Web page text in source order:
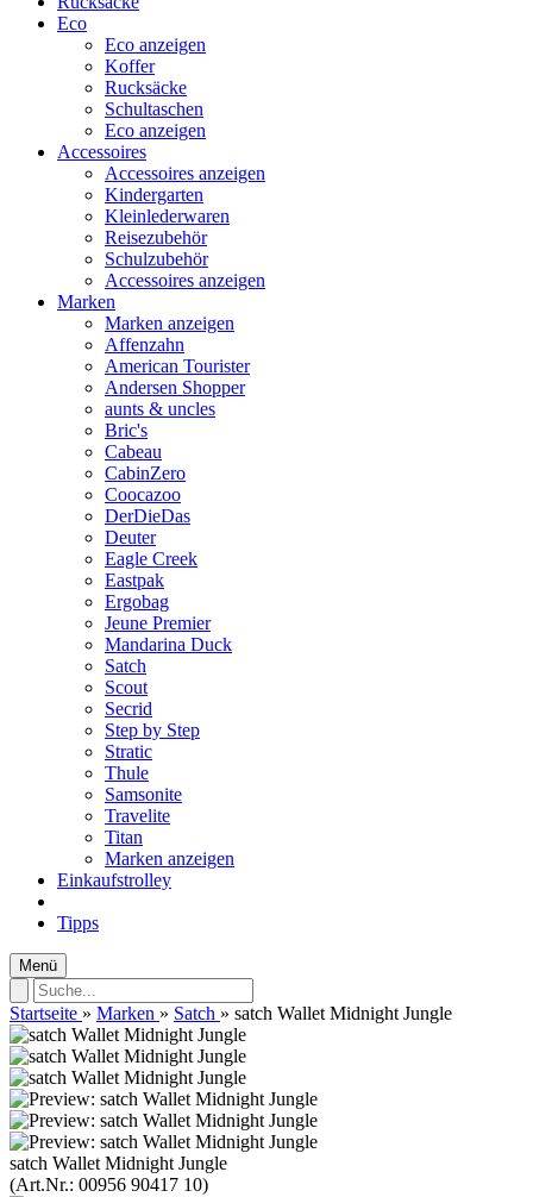
Eco
Eco anzeigen
Koffer
Rucksäcke
Schultaschen
Eco anzeigen
Accessoires
Accessoires anzeigen
Kindergarten
Kleinlederwaren
Reisezubehör
Schulzubehör
Accessoires anzeigen
Marken
Marken anzeigen
Affenzahn
American Tourister
Andersen Shopper
aunts & uncles
Bric's
Cabeau
CabinZero
Coocazoo
DerDieDas
Deuter
Eagle Creek
Eastpak
Ergobag
Jeune Premier
Mandarina Duck
Satch
Scout
Secrid
Step by Step
Stratic
Thule
Samsonite
Travelite
Titan
Marken anzeigen
Einkaufstrolley
Tipps
Menü
Startseite » Marken » Satch » satch Wallet Midnight Jungle
satch Wallet Midnight Jungle
(Art.Nr.: 00956 90417 10)